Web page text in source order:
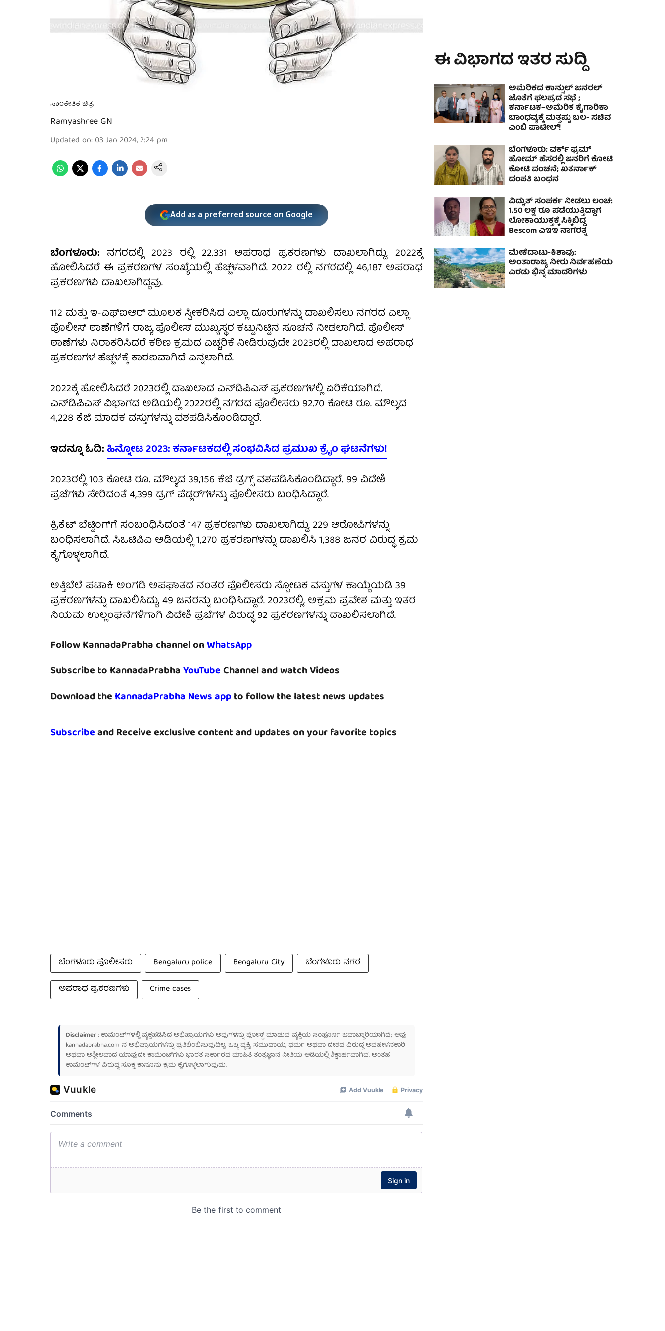
ಸಾಂಕೇತಿಕ ಚಿತ್ರ
Ramyashree GN
Updated on: 03 Jan 2024, 2:24 pm
Add as a preferred source on Google
ಬೆಂಗಳೂರು: ನಗರದಲ್ಲಿ 2023 ರಲ್ಲಿ 22,331 ಅಪರಾಧ ಪ್ರಕರಣಗಳು ದಾಖಲಾಗಿದ್ದು, 2022ಕ್ಕೆ
ಹೋಲಿಸಿದರೆ ಈ ಪ್ರಕರಣಗಳ ಸಂಖ್ಯೆಯಲ್ಲಿ ಹೆಚ್ಚಳವಾಗಿದೆ. 2022 ರಲ್ಲಿ ನಗರದಲ್ಲಿ 46,187 ಅಪರಾಧ
ಪ್ರಕರಣಗಳು ದಾಖಲಾಗಿದ್ದವು.
112 ಮತ್ತು ಇ-ಎಫ್‌ಐಆರ್‌ ಮೂಲಕ ಸ್ವೀಕರಿಸಿದ ಎಲ್ಲಾ ದೂರುಗಳನ್ನು ದಾಖಲಿಸಲು ನಗರದ ಎಲ್ಲಾ
ಪೊಲೀಸ್ ಠಾಣೆಗಳಿಗೆ ರಾಜ್ಯ ಪೊಲೀಸ್ ಮುಖ್ಯಸ್ಥರ ಕಟ್ಟುನಿಟ್ಟಿನ ಸೂಚನೆ ನೀಡಲಾಗಿದೆ. ಪೊಲೀಸ್
ಠಾಣೆಗಳು ನಿರಾಕರಿಸಿದರೆ ಕಠಿಣ ಕ್ರಮದ ಎಚ್ಚರಿಕೆ ನೀಡಿರುವುದೇ 2023ರಲ್ಲಿ ದಾಖಲಾದ ಅಪರಾಧ
ಪ್ರಕರಣಗಳ ಹೆಚ್ಚಳಕ್ಕೆ ಕಾರಣವಾಗಿದೆ ಎನ್ನಲಾಗಿದೆ.
2022ಕ್ಕೆ ಹೋಲಿಸಿದರೆ 2023ರಲ್ಲಿ ದಾಖಲಾದ ಎನ್‌ಡಿಪಿಎಸ್ ಪ್ರಕರಣಗಳಲ್ಲಿ ಏರಿಕೆಯಾಗಿದೆ.
ಎನ್‌ಡಿಪಿಎಸ್ ವಿಭಾಗದ ಅಡಿಯಲ್ಲಿ 2022ರಲ್ಲಿ ನಗರದ ಪೊಲೀಸರು 92.70 ಕೋಟಿ ರೂ. ಮೌಲ್ಯದ
4,228 ಕೆಜಿ ಮಾದಕ ವಸ್ತುಗಳನ್ನು ವಶಪಡಿಸಿಕೊಂಡಿದ್ದಾರೆ.
ಇದನ್ನೂ ಓದಿ:ಹಿನ್ನೋಟ 2023: ಕರ್ನಾಟಕದಲ್ಲಿ ಸಂಭವಿಸಿದ ಪ್ರಮುಖ ಕ್ರೈಂ ಘಟನೆಗಳು!
2023ರಲ್ಲಿ 103 ಕೋಟಿ ರೂ. ಮೌಲ್ಯದ 39,156 ಕೆಜಿ ಡ್ರಗ್ಸ್ ವಶಪಡಿಸಿಕೊಂಡಿದ್ದಾರೆ. 99 ವಿದೇಶಿ
ಪ್ರಜೆಗಳು ಸೇರಿದಂತೆ 4,399 ಡ್ರಗ್ ಪೆಡ್ಲರ್‌ಗಳನ್ನು ಪೊಲೀಸರು ಬಂಧಿಸಿದ್ದಾರೆ.
ಕ್ರಿಕೆಟ್ ಬೆಟ್ಟಿಂಗ್‌ಗೆ ಸಂಬಂಧಿಸಿದಂತೆ 147 ಪ್ರಕರಣಗಳು ದಾಖಲಾಗಿದ್ದು, 229 ಆರೋಪಿಗಳನ್ನು
ಬಂಧಿಸಲಾಗಿದೆ. ಸಿಒಟಿಪಿಎ ಅಡಿಯಲ್ಲಿ 1,270 ಪ್ರಕರಣಗಳನ್ನು ದಾಖಲಿಸಿ 1,388 ಜನರ ವಿರುದ್ಧ ಕ್ರಮ
ಕೈಗೊಳ್ಳಲಾಗಿದೆ.
ಅತ್ತಿಬೆಲೆ ಪಟಾಕಿ ಅಂಗಡಿ ಅಪಘಾತದ ನಂತರ ಪೊಲೀಸರು ಸ್ಫೋಟಕ ವಸ್ತುಗಳ ಕಾಯ್ದೆಯಡಿ 39
ಪ್ರಕರಣಗಳನ್ನು ದಾಖಲಿಸಿದ್ದು, 49 ಜನರನ್ನು ಬಂಧಿಸಿದ್ದಾರೆ. 2023ರಲ್ಲಿ, ಅಕ್ರಮ ಪ್ರವೇಶ ಮತ್ತು ಇತರ
ನಿಯಮ ಉಲ್ಲಂಘನೆಗಳಿಗಾಗಿ ವಿದೇಶಿ ಪ್ರಜೆಗಳ ವಿರುದ್ಧ 92 ಪ್ರಕರಣಗಳನ್ನು ದಾಖಲಿಸಲಾಗಿದೆ.
Follow KannadaPrabha channel onWhatsApp
Subscribe to KannadaPrabhaYouTubeChannel and watch Videos
Download the KannadaPrabha News appto follow the latest news updates
Subscribeand Receive exclusive content and updates on your favorite topics
ಬೆಂಗಳೂರು ಪೊಲೀಸರು Bengaluru police Bengaluru City
ಬೆಂಗಳೂರು ನಗರ
ಅಪರಾಧ ಪ್ರಕರಣಗಳು
Crime cases
Disclaimer: ಕಾಮೆಂಟ್‌ಗಳಲ್ಲಿ ವ್ಯಕ್ತಪಡಿಸಿದ ಅಭಿಪ್ರಾಯಗಳು ಅವುಗಳನ್ನು ಪೋಸ್ಟ್ ಮಾಡುವ ವ್ಯಕ್ತಿಯ ಸಂಪೂರ್ಣ ಜವಾಬ್ದಾರಿಯಾಗಿದೆ; ಅವು
kannadaprabha.com ನ ಅಭಿಪ್ರಾಯಗಳನ್ನು ಪ್ರತಿಬಿಂಬಿಸುವುದಿಲ್ಲ. ಒಬ್ಬ ವ್ಯಕ್ತಿ, ಸಮುದಾಯ, ಧರ್ಮ ಅಥವಾ ದೇಶದ ವಿರುದ್ಧ ಅವಹೇಳನಕಾರಿ
ಅಥವಾ ಅಶ್ಲೀಲವಾದ ಯಾವುದೇ ಕಾಮೆಂಟ್‌ಗಳು ಭಾರತ ಸರ್ಕಾರದ ಮಾಹಿತಿ ತಂತ್ರಜ್ಞಾನ ನೀತಿಯ ಅಡಿಯಲ್ಲಿ ಶಿಕ್ಷಾರ್ಹವಾಗಿವೆ. ಅಂತಹ
ಕಾಮೆಂಟ್‌ಗಳ ವಿರುದ್ಧ ಸೂಕ್ತ ಕಾನೂನು ಕ್ರಮ ಕೈಗೊಳ್ಳಲಾಗುವುದು.
ಈ ವಿಭಾಗದ ಇತರ ಸುದ್ದಿ
ಅಮೆರಿಕದ ಕಾನ್ಸುಲ್ ಜನರಲ್
ಜೊತೆಗೆ ಫಲಪ್ರದ ಸಭೆ ;
ಕರ್ನಾಟಕ–ಅಮೆರಿಕ ಕೈಗಾರಿಕಾ
ಬಾಂಧವ್ಯಕ್ಕೆ ಮತ್ತಷ್ಟು ಬಲ- ಸಚಿವ
ಎಂಬಿ ಪಾಟೀಲ್!
ಬೆಂಗಳೂರು: ವರ್ಕ್ ಫ್ರಮ್
ಹೋಮ್ ಹೆಸರಲ್ಲಿ ಜನರಿಗೆ ಕೋಟಿ
ಕೋಟಿ ವಂಚನೆ; ಖತರ್ನಾಕ್
ದಂಪತಿ ಬಂಧನ
ವಿದ್ಯುತ್ ಸಂಪರ್ಕ ನೀಡಲು ಲಂಚ:
1.50 ಲಕ್ಷ ರೂ ಪಡೆಯುತ್ತಿದ್ದಾಗ
ಲೋಕಾಯುಕ್ತಕ್ಕೆ ಸಿಕ್ಕಿಬಿದ್ದ
Bescom ಎಇಇ ನಾಗರತ್ನ
ಮೇಕೆದಾಟು-ಕಿಶಾವು:
ಅಂತಾರಾಜ್ಯ ನೀರು ನಿರ್ವಹಣೆಯ
ಎರಡು ಭಿನ್ನ ಮಾದರಿಗಳು